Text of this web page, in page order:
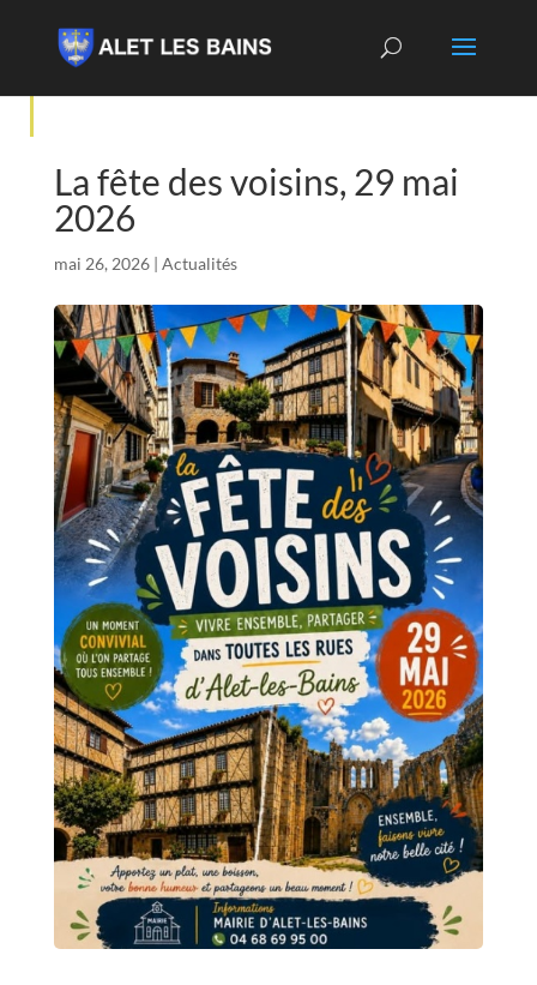
La fête des voisins, 29 mai
2026
mai 26, 2026| Actualités